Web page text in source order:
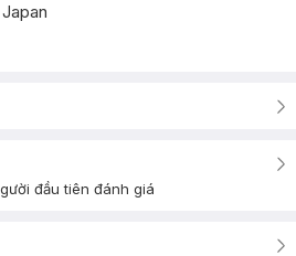
Japan
đầu tiên đánh giá